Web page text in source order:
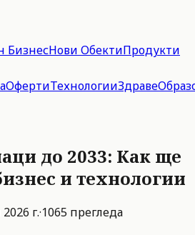
БизнесНови ОбектиПродукти
ОфертиТехнологииЗдраве
до 2033: Как ще
и технологии
г.·1065 прегледа